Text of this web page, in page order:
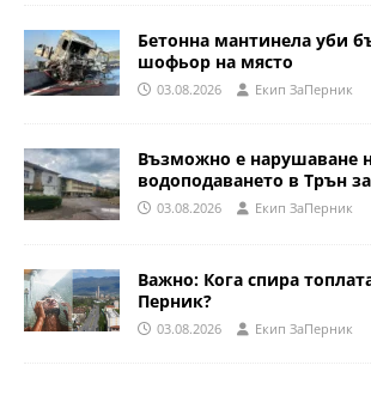
Бетонна мантинела уби
шофьор на място
03.08.2026 Eкип ЗаПерник
Възможно е нарушаване
водоподаването в Трън
03.08.2026 Eкип ЗаПерник
Важно: Кога спира
Перник?
03.08.2026 Eкип ЗаПерник